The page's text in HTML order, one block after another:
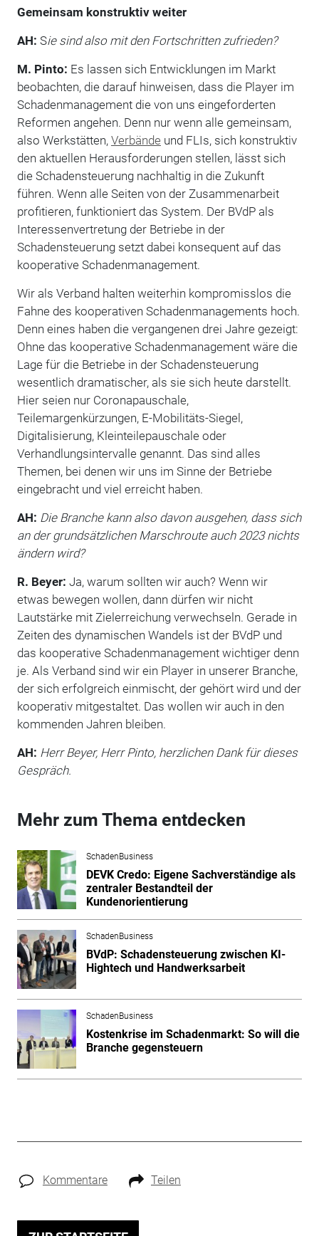
Gemeinsam konstruktiv weiter
AH: Sie sind also mit den Fortschritten zufrieden?
M. Pinto: Es lassen sich Entwicklungen im Markt
beobachten, die darauf hinweisen, dass die Player im
Schadenmanagement die von uns eingeforderten
Reformen angehen. Denn nur wenn alle gemeinsam,
also Werkstätten, Verbände und FLIs, sich konstruktiv
den aktuellen Herausforderungen stellen, lässt sich
die Schadensteuerung nachhaltig in die Zukunft
führen. Wenn alle Seiten von der Zusammenarbeit
profitieren, funktioniert das System. Der BVdP als
Interessenvertretung der Betriebe in der
Schadensteuerung setzt dabei konsequent auf das
kooperative Schadenmanagement.
Wir als Verband halten weiterhin kompromisslos die
Fahne des kooperativen Schadenmanagements hoch.
Denn eines haben die vergangenen drei Jahre gezeigt:
Ohne das kooperative Schadenmanagement wäre die
Lage für die Betriebe in der Schadensteuerung
wesentlich dramatischer, als sie sich heute darstellt.
Hier seien nur Coronapauschale,
Teilemargenkürzungen, E-Mobilitäts-Siegel,
Digitalisierung, Kleinteilepauschale oder
Verhandlungsintervalle genannt. Das sind alles
Themen, bei denen wir uns im Sinne der Betriebe
eingebracht und viel erreicht haben.
AH: Die Branche kann also davon ausgehen, dass sich
an der grundsätzlichen Marschroute auch 2023 nichts
ändern wird?
R. Beyer: Ja, warum sollten wir auch? Wenn wir
etwas bewegen wollen, dann dürfen wir nicht
Lautstärke mit Zielerreichung verwechseln. Gerade in
Zeiten des dynamischen Wandels ist der BVdP und
das kooperative Schadenmanagement wichtiger denn
je. Als Verband sind wir ein Player in unserer Branche,
der sich erfolgreich einmischt, der gehört wird und der
kooperativ mitgestaltet. Das wollen wir auch in den
kommenden Jahren bleiben.
AH: Herr Beyer, Herr Pinto, herzlichen Dank für dieses
Gespräch.
Mehr zum Thema entdecken
SchadenBusiness
DEVK Credo: Eigene Sachverständige als
zentraler Bestandteil der
Kundenorientierung
SchadenBusiness
BVdP: Schadensteuerung zwischen KI-
Hightech und Handwerksarbeit
SchadenBusiness
Kostenkrise im Schadenmarkt: So will die
Branche gegensteuern
Kommentare Teilen